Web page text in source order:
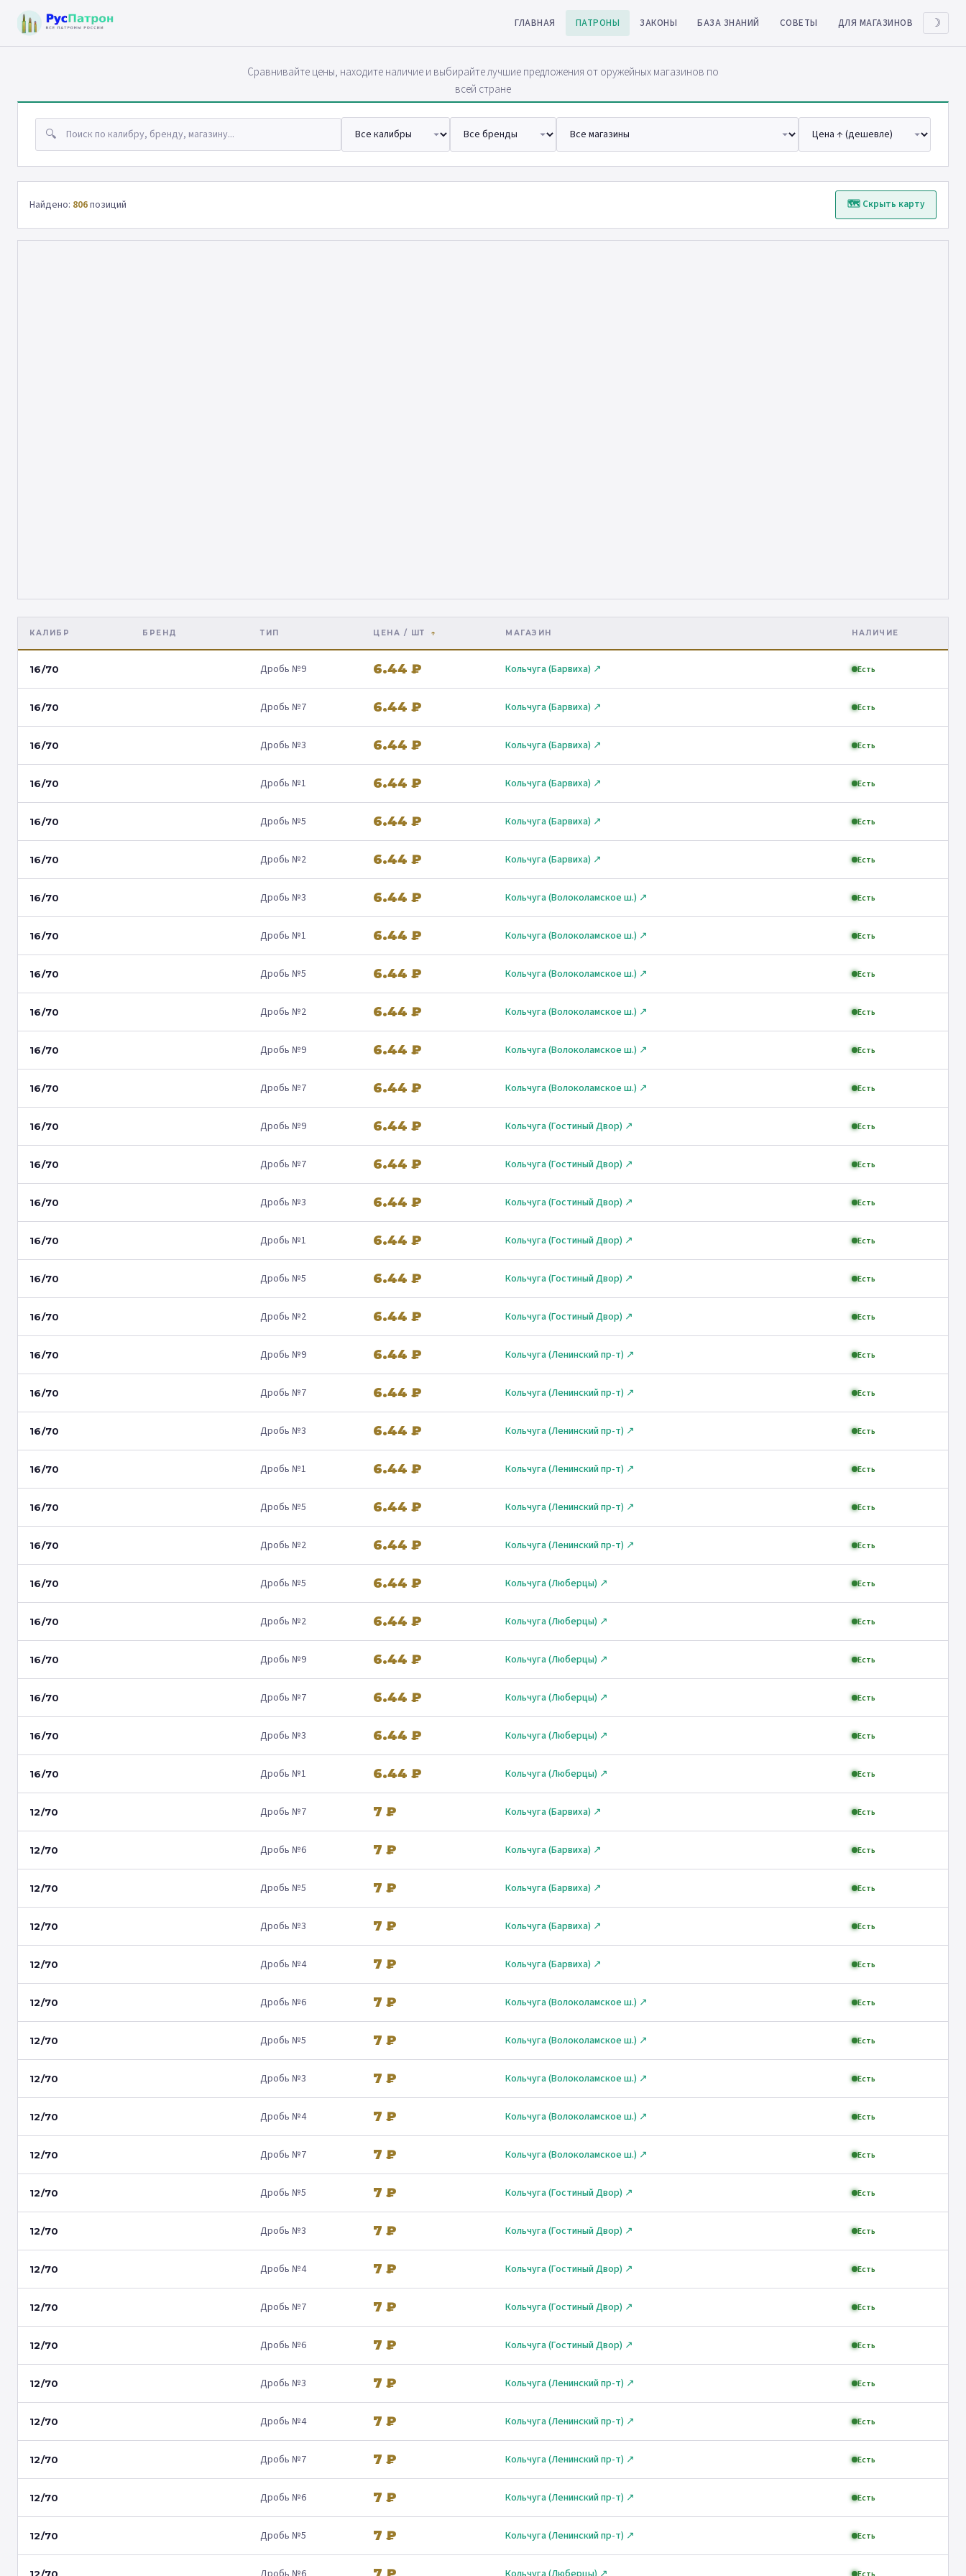
ГЛАВНАЯ ПАТРОНЫ ЗАКОНЫ БАЗА ЗНАНИЙ СОВЕТЫ ДЛЯ МАГАЗИНОВ ☽
Сравнивайте цены, находите наличие и выбирайте лучшие предложения от оружейных магазинов по
всей стране
🔍
Найдено: 806позиций 🗺 Скрыть карту
КАЛИБР БРЕНД ТИП ЦЕНА / ШТ МАГАЗИН НАЛИЧИЕ
16/70 Дробь №9 6.44 ₽ Кольчуга (Барвиха) ↗ Есть
16/70 Дробь №7 6.44 ₽ Кольчуга (Барвиха) ↗ Есть
16/70 Дробь №3 6.44 ₽ Кольчуга (Барвиха) ↗ Есть
16/70 Дробь №1 6.44 ₽ Кольчуга (Барвиха) ↗ Есть
16/70 Дробь №5 6.44 ₽ Кольчуга (Барвиха) ↗ Есть
16/70 Дробь №2 6.44 ₽ Кольчуга (Барвиха) ↗ Есть
16/70 Дробь №3 6.44 ₽ Кольчуга (Волоколамское ш.) ↗ Есть
16/70 Дробь №1 6.44 ₽ Кольчуга (Волоколамское ш.) ↗ Есть
16/70 Дробь №5 6.44 ₽ Кольчуга (Волоколамское ш.) ↗ Есть
16/70 Дробь №2 6.44 ₽ Кольчуга (Волоколамское ш.) ↗ Есть
16/70 Дробь №9 6.44 ₽ Кольчуга (Волоколамское ш.) ↗ Есть
16/70 Дробь №7 6.44 ₽ Кольчуга (Волоколамское ш.) ↗ Есть
16/70 Дробь №9 6.44 ₽ Кольчуга (Гостиный Двор) ↗ Есть
16/70 Дробь №7 6.44 ₽ Кольчуга (Гостиный Двор) ↗ Есть
16/70 Дробь №3 6.44 ₽ Кольчуга (Гостиный Двор) ↗ Есть
16/70 Дробь №1 6.44 ₽ Кольчуга (Гостиный Двор) ↗ Есть
16/70 Дробь №5 6.44 ₽ Кольчуга (Гостиный Двор) ↗ Есть
16/70 Дробь №2 6.44 ₽ Кольчуга (Гостиный Двор) ↗ Есть
16/70 Дробь №9 6.44 ₽ Кольчуга (Ленинский пр-т) ↗ Есть
16/70 Дробь №7 6.44 ₽ Кольчуга (Ленинский пр-т) ↗ Есть
16/70 Дробь №3 6.44 ₽ Кольчуга (Ленинский пр-т) ↗ Есть
16/70 Дробь №1 6.44 ₽ Кольчуга (Ленинский пр-т) ↗ Есть
16/70 Дробь №5 6.44 ₽ Кольчуга (Ленинский пр-т) ↗ Есть
16/70 Дробь №2 6.44 ₽ Кольчуга (Ленинский пр-т) ↗ Есть
16/70 Дробь №5 6.44 ₽ Кольчуга (Люберцы) ↗ Есть
16/70 Дробь №2 6.44 ₽ Кольчуга (Люберцы) ↗ Есть
16/70 Дробь №9 6.44 ₽ Кольчуга (Люберцы) ↗ Есть
16/70 Дробь №7 6.44 ₽ Кольчуга (Люберцы) ↗ Есть
16/70 Дробь №3 6.44 ₽ Кольчуга (Люберцы) ↗ Есть
16/70 Дробь №1 6.44 ₽ Кольчуга (Люберцы) ↗ Есть
12/70 Дробь №7 7 ₽ Кольчуга (Барвиха) ↗ Есть
12/70 Дробь №6 7 ₽ Кольчуга (Барвиха) ↗ Есть
12/70 Дробь №5 7 ₽ Кольчуга (Барвиха) ↗ Есть
12/70 Дробь №3 7 ₽ Кольчуга (Барвиха) ↗ Есть
12/70 Дробь №4 7 ₽ Кольчуга (Барвиха) ↗ Есть
12/70 Дробь №6 7 ₽ Кольчуга (Волоколамское ш.) ↗ Есть
12/70 Дробь №5 7 ₽ Кольчуга (Волоколамское ш.) ↗ Есть
12/70 Дробь №3 7 ₽ Кольчуга (Волоколамское ш.) ↗ Есть
12/70 Дробь №4 7 ₽ Кольчуга (Волоколамское ш.) ↗ Есть
12/70 Дробь №7 7 ₽ Кольчуга (Волоколамское ш.) ↗ Есть
12/70 Дробь №5 7 ₽ Кольчуга (Гостиный Двор) ↗ Есть
12/70 Дробь №3 7 ₽ Кольчуга (Гостиный Двор) ↗ Есть
12/70 Дробь №4 7 ₽ Кольчуга (Гостиный Двор) ↗ Есть
12/70 Дробь №7 7 ₽ Кольчуга (Гостиный Двор) ↗ Есть
12/70 Дробь №6 7 ₽ Кольчуга (Гостиный Двор) ↗ Есть
12/70 Дробь №3 7 ₽ Кольчуга (Ленинский пр-т) ↗ Есть
12/70 Дробь №4 7 ₽ Кольчуга (Ленинский пр-т) ↗ Есть
12/70 Дробь №7 7 ₽ Кольчуга (Ленинский пр-т) ↗ Есть
12/70 Дробь №6 7 ₽ Кольчуга (Ленинский пр-т) ↗ Есть
12/70 Дробь №5 7 ₽ Кольчуга (Ленинский пр-т) ↗ Есть